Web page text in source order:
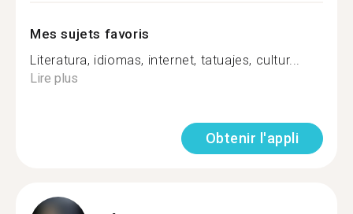
Mes sujets favoris
Literatura, idiomas, internet, tatuajes, cultur...
Lire plus
Obtenir l'appli